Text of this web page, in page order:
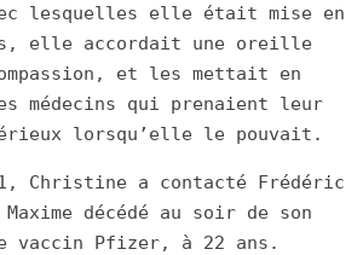
lesquelles elle était mise en
elle accordait une oreille
et les mettait en
médecins qui prenaient leur
lorsqu’elle le pouvait.
Christine a contacté Frédéric
décédé au soir de son
vaccin Pfizer, à 22 ans.